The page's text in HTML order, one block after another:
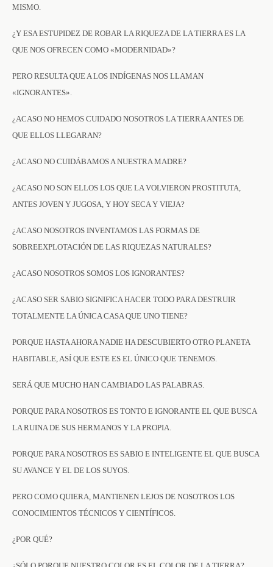
MISMO.
¿Y ESA ESTUPIDEZ DE ROBAR LA RIQUEZA DE LA TIERRA ES LA
QUE NOS OFRECEN COMO «MODERNIDAD»?
PERO RESULTA QUE A LOS INDÍGENAS NOS LLAMAN
«IGNORANTES».
¿ACASO NO HEMOS CUIDADO NOSOTROS LA TIERRA ANTES DE
QUE ELLOS LLEGARAN?
¿ACASO NO CUIDÁBAMOS A NUESTRA MADRE?
¿ACASO NO SON ELLOS LOS QUE LA VOLVIERON PROSTITUTA,
ANTES JOVEN Y JUGOSA, Y HOY SECA Y VIEJA?
¿ACASO NOSOTROS INVENTAMOS LAS FORMAS DE
SOBREEXPLOTACIÓN DE LAS RIQUEZAS NATURALES?
¿ACASO NOSOTROS SOMOS LOS IGNORANTES?
¿ACASO SER SABIO SIGNIFICA HACER TODO PARA DESTRUIR
TOTALMENTE LA ÚNICA CASA QUE UNO TIENE?
PORQUE HASTA AHORA NADIE HA DESCUBIERTO OTRO PLANETA
HABITABLE, ASÍ QUE ESTE ES EL ÚNICO QUE TENEMOS.
SERÁ QUE MUCHO HAN CAMBIADO LAS PALABRAS.
PORQUE PARA NOSOTROS ES TONTO E IGNORANTE EL QUE BUSCA
LA RUINA DE SUS HERMANOS Y LA PROPIA.
PORQUE PARA NOSOTROS ES SABIO E INTELIGENTE EL QUE BUSCA
SU AVANCE Y EL DE LOS SUYOS.
PERO COMO QUIERA, MANTIENEN LEJOS DE NOSOTROS LOS
CONOCIMIENTOS TÉCNICOS Y CIENTÍFICOS.
¿POR QUÉ?